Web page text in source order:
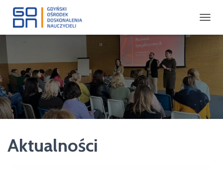
Aktualności